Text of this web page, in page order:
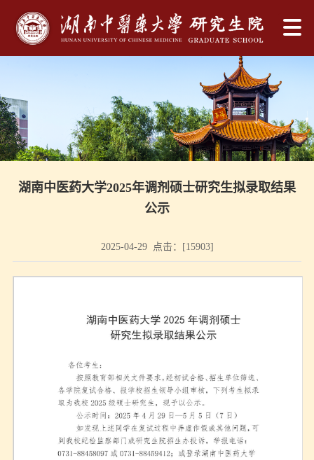
湖南中医药大学2025年调剂硕士研究生拟录取结果
公示
2025-04-29 点击：[15903]